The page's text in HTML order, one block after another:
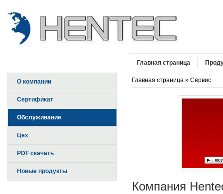
Главная страница
О компании
Сертификат
Обслуживание
Цех
PDF скачать
Новые продукты
Главная страница » Сервис
Компания